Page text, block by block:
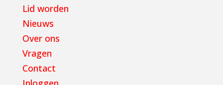
Lid worden
Nieuws
Over ons
Vragen
Contact